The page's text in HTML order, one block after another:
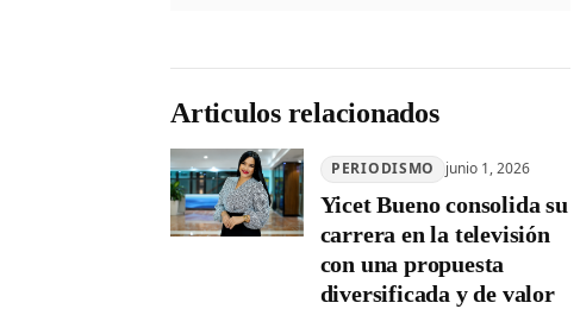
Articulos relacionados
PERIODISMO junio 1, 2026
Yicet Bueno consolida su
carrera en la televisión
con una propuesta
diversificada y de valor